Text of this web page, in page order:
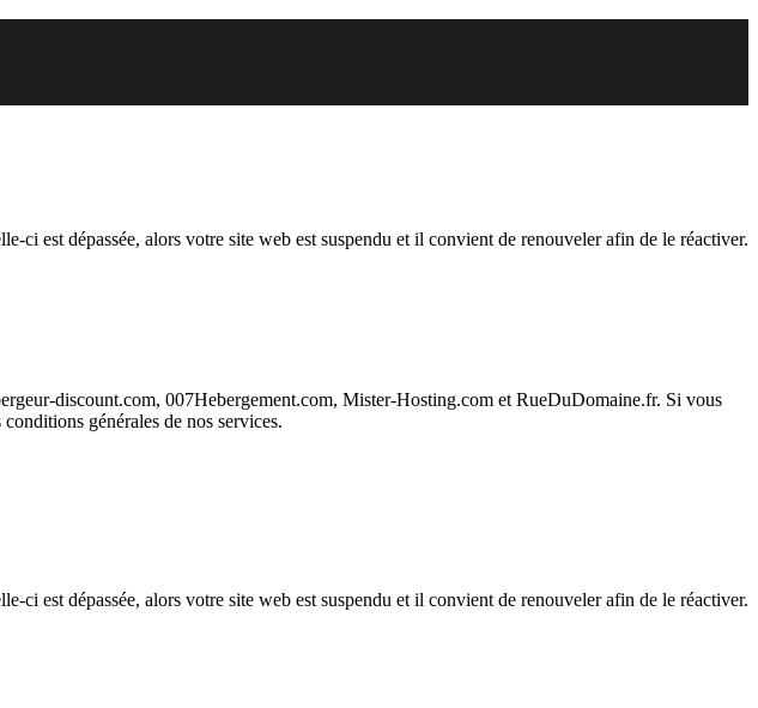
est dépassée, alors votre site web est suspendu et il convient de renouveler afin de le réactiver.
discount.com, 007Hebergement.com, Mister-Hosting.com et RueDuDomaine.fr. Si vous
générales de nos services.
ci est dépassée, alors votre site web est suspendu et il convient de renouveler afin de le réactiver.